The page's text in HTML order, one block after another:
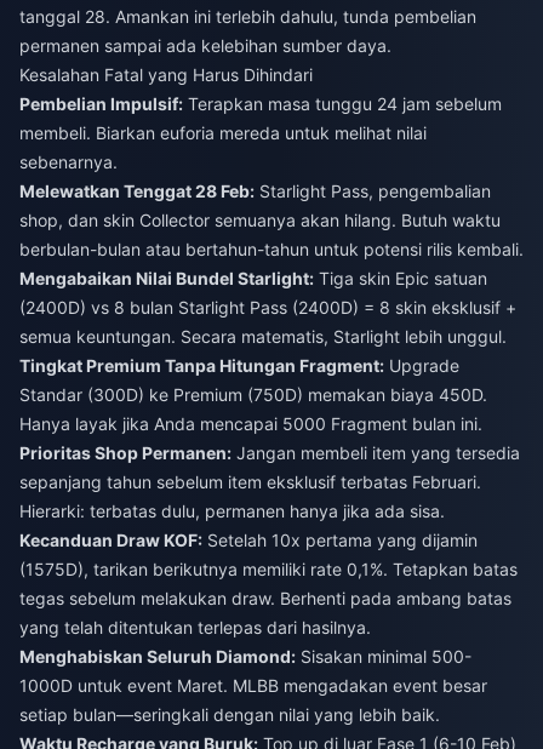
tanggal 28. Amankan ini terlebih dahulu, tunda pembelian
permanen sampai ada kelebihan sumber daya.
Kesalahan Fatal yang Harus Dihindari
Pembelian Impulsif: Terapkan masa tunggu 24 jam sebelum
membeli. Biarkan euforia mereda untuk melihat nilai
sebenarnya.
Melewatkan Tenggat 28 Feb: Starlight Pass, pengembalian
shop, dan skin Collector semuanya akan hilang. Butuh waktu
berbulan-bulan atau bertahun-tahun untuk potensi rilis kembali.
Mengabaikan Nilai Bundel Starlight: Tiga skin Epic satuan
(2400D) vs 8 bulan Starlight Pass (2400D) = 8 skin eksklusif +
semua keuntungan. Secara matematis, Starlight lebih unggul.
Tingkat Premium Tanpa Hitungan Fragment: Upgrade
Standar (300D) ke Premium (750D) memakan biaya 450D.
Hanya layak jika Anda mencapai 5000 Fragment bulan ini.
Prioritas Shop Permanen: Jangan membeli item yang tersedia
sepanjang tahun sebelum item eksklusif terbatas Februari.
Hierarki: terbatas dulu, permanen hanya jika ada sisa.
Kecanduan Draw KOF: Setelah 10x pertama yang dijamin
(1575D), tarikan berikutnya memiliki rate 0,1%. Tetapkan batas
tegas sebelum melakukan draw. Berhenti pada ambang batas
yang telah ditentukan terlepas dari hasilnya.
Menghabiskan Seluruh Diamond: Sisakan minimal 500-
1000D untuk event Maret. MLBB mengadakan event besar
setiap bulan—seringkali dengan nilai yang lebih baik.
Waktu Recharge yang Buruk: Top up di luar Fase 1 (6-10 Feb)